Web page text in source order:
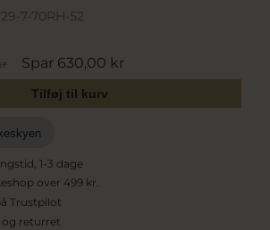
7-70RH-52
Spar 630,00 kr
Tilføj til kurv
1-3 dage
over 499 kr.
Trustpilot
og returret